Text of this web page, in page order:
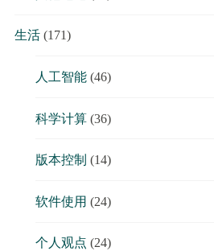
生活(171)
人工智能(46)
科学计算(36)
版本控制 (14)
软件使用 (24)
个人观点 (24)